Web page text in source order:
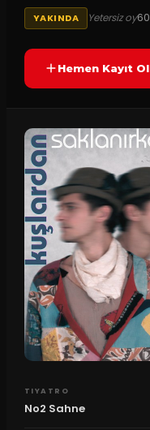
YAKINDA Yetersiz oy60
Hemen Kayıt Ol
TIYATRO
No2 Sahne